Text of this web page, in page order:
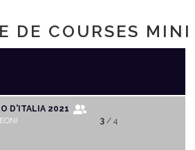
DE COURSES MINI
D'ITALIA 2021
3/ 4